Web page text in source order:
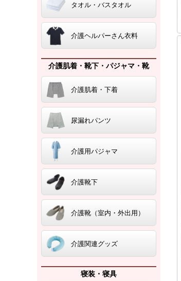
タオル・バスタオル
介護ヘルパーさん衣料
介護肌着・靴下・パジャマ・靴
介護肌着・下着
尿漏れパンツ
介護用パジャマ
介護靴下
介護靴（室内・外出用）
介護関連グッズ
寝装・寝具